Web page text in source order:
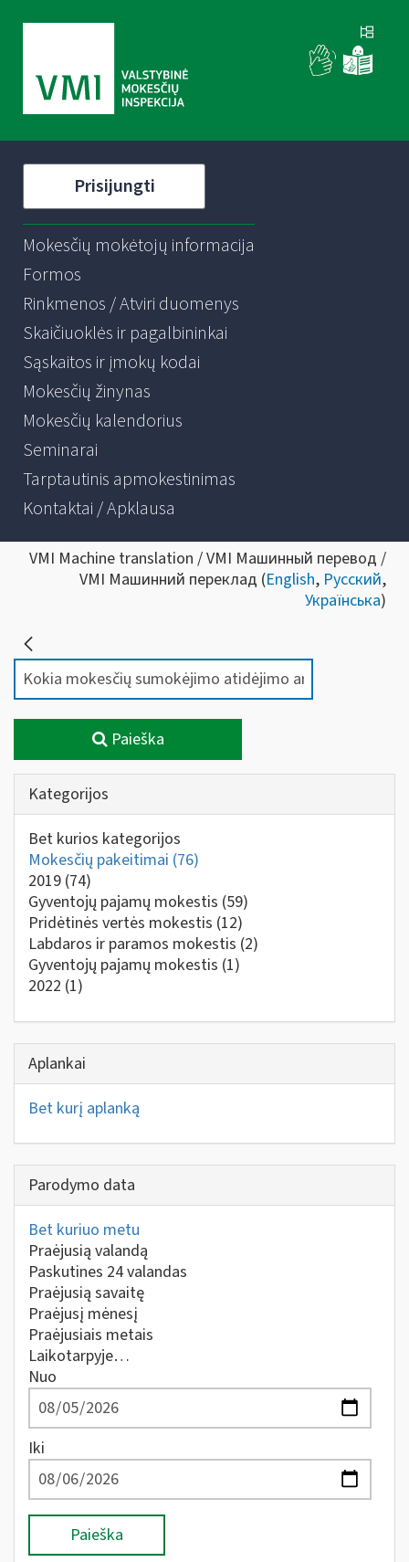
Prisijungti
Mokesčių mokėtojų informacija
Formos
Rinkmenos / Atviri duomenys
Skaičiuoklės ir pagalbininkai
Sąskaitos ir įmokų kodai
Mokesčių žinynas
Mokesčių kalendorius
Seminarai
Tarptautinis apmokestinimas
Kontaktai / Apklausa
VMI Machine translation / VMI Машинный перевод /
VMI Машинний переклад (English, Русский,
Українська)
Paieška
Kategorijos
Bet kurios kategorijos
Mokesčių pakeitimai (76)
2019 (74)
Gyventojų pajamų mokestis (59)
Pridėtinės vertės mokestis (12)
Labdaros ir paramos mokestis (2)
Gyventojų pajamų mokestis (1)
2022 (1)
Aplankai
Bet kurį aplanką
Parodymo data
Bet kuriuo metu
Praėjusią valandą
Paskutines 24 valandas
Praėjusią savaitę
Praėjusį mėnesį
Praėjusiais metais
Laikotarpyje…
Nuo
Iki
Paieška